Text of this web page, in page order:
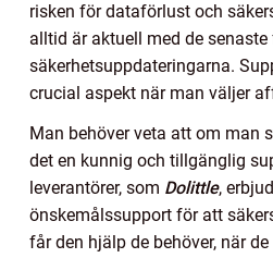
risken för dataförlust och
alltid är aktuell med de
säkerhetsuppdateringarna.
crucial aspekt när man väljer
Man behöver veta att om man
det en kunnig och tillgänglig
leverantörer, som Dolittle,
önskemålssupport för att
får den hjälp de behöver, när de